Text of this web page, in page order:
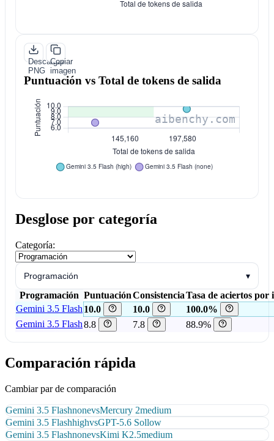
Descargar
PNG
Copiar
imagen
Puntuación vs Total de tokens de salida
Desglose por categoría
Categoría:
Programación ▾
Programación PuntuaciónConsistenciaTasa de aciertos por
Gemini 3.5 Flash 10.0 10.0
100.0%
Gemini 3.5 Flash8.8 7.8 88.9%
Comparación rápida
Cambiar par de comparación
Gemini 3.5 FlashnonevsMercury 2medium
Gemini 3.5 FlashhighvsGPT-5.6 Sollow
Gemini 3.5 FlashnonevsKimi K2.5medium